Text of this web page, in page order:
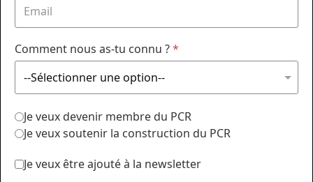
Comment nous as-tu connu ?*
Je veux devenir membre du PCR
Je veux soutenir la construction du PCR
Je veux être ajouté à la newsletter